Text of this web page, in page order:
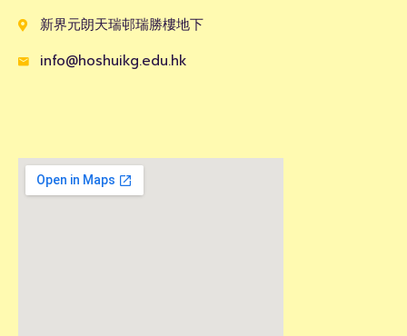
新界元朗天瑞邨瑞勝樓地下
info@hoshuikg.edu.hk